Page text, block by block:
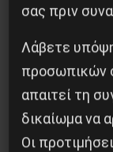
Προηγούμενο:
ΗΡΑΚΛΗ
ΡΑΤΣΙΣΜΟ
Επόμενο:
METΩΠIKH
ΠTEPYΓAΣ
σας πριν
Λάβετε
προσωπικών
απαιτεί τη
δικαίωμα να
Οι